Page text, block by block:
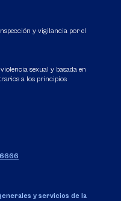
y vigilancia por el
sexual y basada en
a los principios
y servicios de la